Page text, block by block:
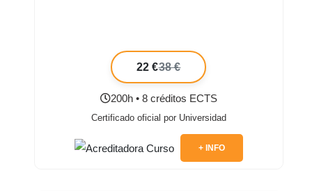
22 €38 €
200h • 8 créditos ECTS
Certificado oficial por Universidad
+ INFO